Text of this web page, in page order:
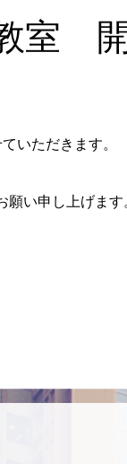
室
いただきます。
い申し上げます